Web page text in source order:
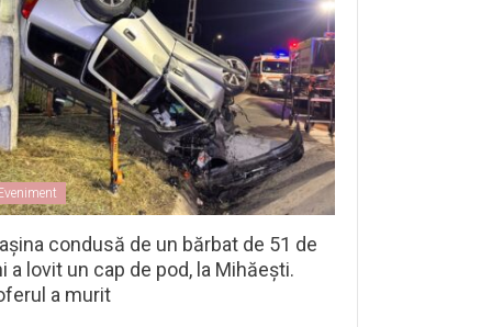
condusă de un bărbat de 51 de
a lovit un cap de pod, la Mihăești.
a murit